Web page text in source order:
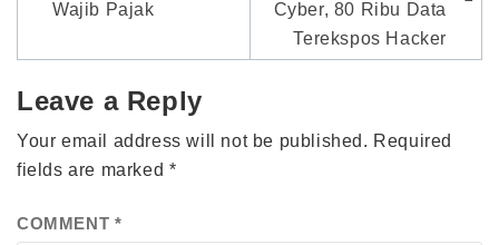
Wajib Pajak
Cyber, 80 Ribu Data
Terekspos Hacker
Leave a Reply
Your email address will not be published. Required
fields are marked *
COMMENT *